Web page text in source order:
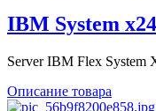
IBM System
Server IBM Flex System
Описание товара